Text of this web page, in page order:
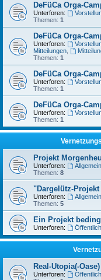
DeFüCa Orga-
Unterforen:
Themen: 1
DeFüCa Orga-
Unterforen:
Mitteilungen
Themen: 1
DeFüCa Orga-
Unterforen:
Themen: 1
DeFüCa Orga-
Unterforen:
Themen: 1
Projekt
Unterforen: Allgemein
Themen: 8
"Dargelütz-
Unterforen: Allgemein
Themen: 5
Ein Projekt
Unterforen:
Real-Utopia(-Oase)
Unterforen: Öffentlich